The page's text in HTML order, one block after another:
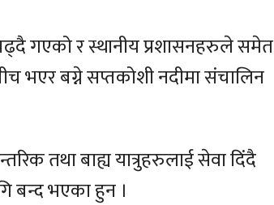
गएको र स्थानीय प्रशासनहरुले समेत
भएर बग्ने सप्तकोशी नदीमा संचालिन
तथा बाह्य यात्रुहरुलाई सेवा दिंदै
बन्द भएका हुन ।